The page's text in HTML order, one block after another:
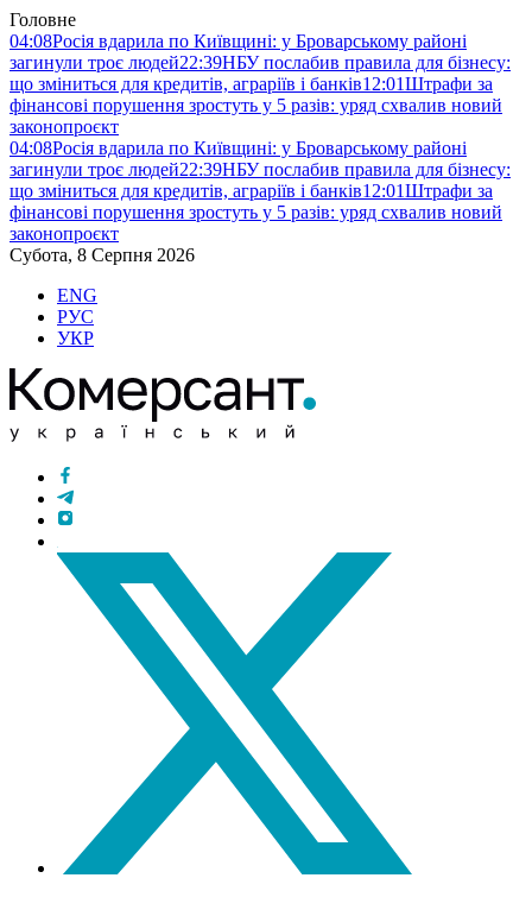
Головне
04:08Росія вдарила по Київщині: у Броварському районі
загинули троє людей22:39НБУ послабив правила для бізнесу:
що зміниться для кредитів, аграріїв і банків12:01Штрафи за
фінансові порушення зростуть у 5 разів: уряд схвалив новий
законопроєкт
04:08Росія вдарила по Київщині: у Броварському районі
загинули троє людей22:39НБУ послабив правила для бізнесу:
що зміниться для кредитів, аграріїв і банків12:01Штрафи за
фінансові порушення зростуть у 5 разів: уряд схвалив новий
законопроєкт
Субота, 8 Серпня 2026
ENG
РУС
УКР